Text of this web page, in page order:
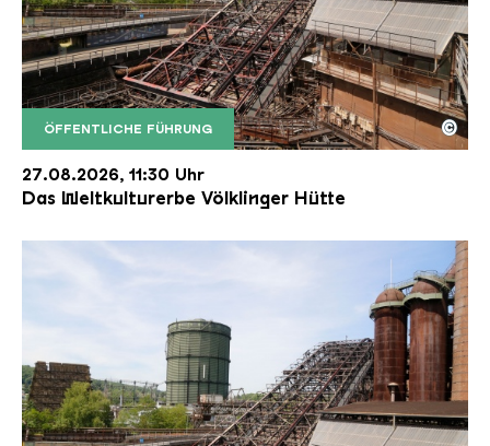
ÖFFENTLICHE FÜHRUNG
Der Erzschrägaufzug der Völklinger Hütte mit
Copyright: Weltkulturerbe Völklinger Hütte | Karl
©
27.08.2026, 11:30 Uhr
Das Weltkulturerbe Völklinger Hütte